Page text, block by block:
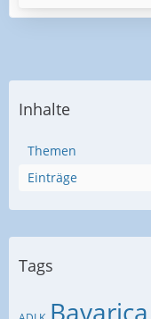
Inhalte
Themen
Einträge
Tags
Bavarica